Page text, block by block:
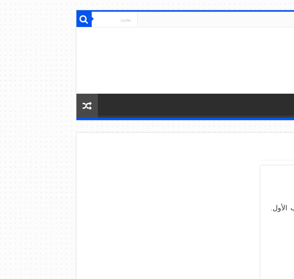
ثالث ثانوي الفصل الاول. رياضيات 5 ثالث ثانوي ف1الباب الأول.